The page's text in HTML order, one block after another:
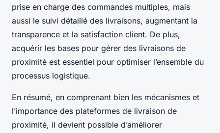
prise en charge des commandes multiples, mais
aussi le suivi détaillé des livraisons, augmentant la
transparence et la satisfaction client. De plus,
acquérir les bases pour gérer des livraisons de
proximité est essentiel pour optimiser l’ensemble du
processus logistique.
En résumé, en comprenant bien les mécanismes et
l’importance des plateformes de livraison de
proximité, il devient possible d’améliorer